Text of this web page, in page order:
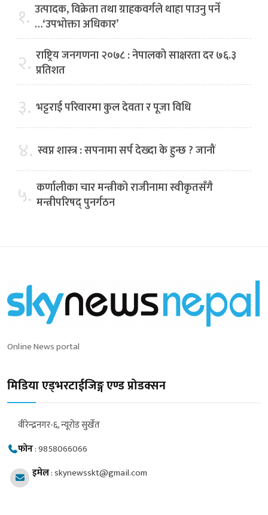
१. उत्पादक, विक्रेता तथा ग्राहकवर्गले थाहा पाउनु पर्ने
…‘उपभोक्ता अधिकार’
२. राष्ट्रिय जनगणना २०७८ : नेपालको साक्षरता दर ७६.३
प्रतिशत
३. भट्टराई परिवारमा कुल देवता र पूजा विधि
४. स्वप्न शास्त्र : सपनामा सर्प देख्दा के हुन्छ ? जानौं
५. कर्णालीका चार मन्त्रीको राजीनामा स्वीकृतसँगै
मन्त्रीपरिषद् पुनर्गठन
Online News portal
मिडिया एड्भरटाईजिङ्ग एण्ड प्रोडक्सन
वीरेन्द्रनगर-६, न्यूरोड सुर्खेत
फोन:9858066066
इमेल:skynewsskt@gmail.com